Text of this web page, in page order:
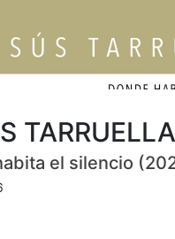
TARRUELLA
el silencio